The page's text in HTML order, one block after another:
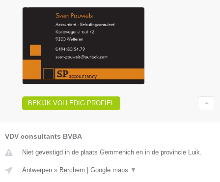
BEKIJK VOLLEDIG PROFIEL
VDV consultants BVBA
Niet gevestigd in de plaats Gemmenich en in de provincie Luik.
Antwerpen » Berchem Google maps ▼